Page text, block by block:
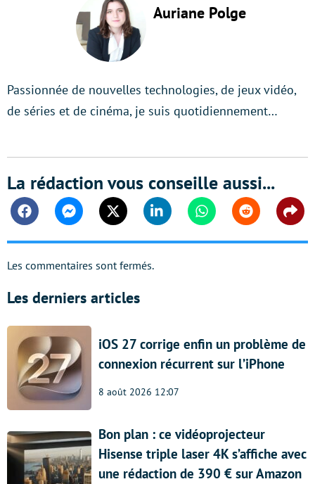
Auriane Polge
Passionnée de nouvelles technologies, de jeux vidéo,
de séries et de cinéma, je suis quotidiennement…
La rédaction vous conseille aussi...
FacebookMessengerTwitter Linkedin WhatsappReddit
Les commentaires sont fermés.
Les derniers articles
iOS 27 corrige enfin un problème de
connexion récurrent sur l’iPhone
8 août 2026 12:07
Bon plan : ce vidéoprojecteur
Hisense triple laser 4K s’affiche avec
une rédaction de 390 € sur Amazon